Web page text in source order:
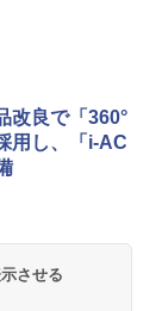
改良で「360°
用し、「i-AC
させる